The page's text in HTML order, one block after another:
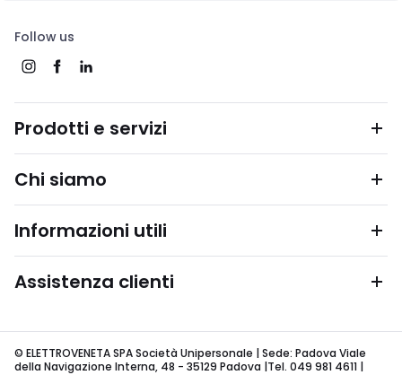
Follow us
Prodotti e servizi
Chi siamo
Informazioni utili
Assistenza clienti
© ELETTROVENETA SPA Società Unipersonale | Sede: Padova Viale
della Navigazione Interna, 48 - 35129 Padova |Tel. 049 981 4611 |